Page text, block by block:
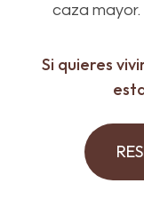
caza mayor.
Si quieres